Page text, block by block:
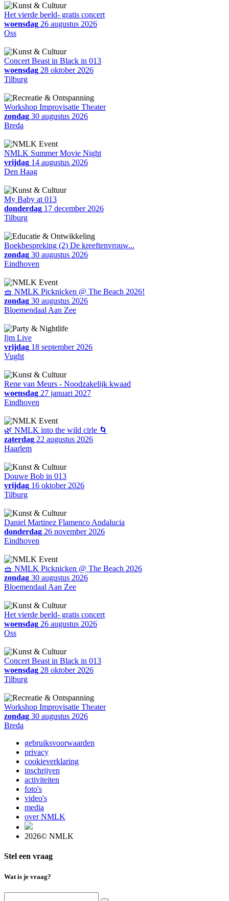
Het vierde beeld- gratis concert
woensdag 26 augustus 2026
Oss
Concert Beast in Black in 013
woensdag 28 oktober 2026
Tilburg
Workshop Improvisatie Theater
zondag 30 augustus 2026
Breda
NMLK Summer Movie Night
vrijdag 14 augustus 2026
Den Haag
My Baby at 013
donderdag 17 december 2026
Tilburg
Boekbespreking (2) De kreeftenvrouw...
zondag 30 augustus 2026
Eindhoven
🧺 NMLK Picknicken @ The Beach 2026!
zondag 30 augustus 2026
Bloemendaal Aan Zee
Ijm Live
vrijdag 18 september 2026
Vught
Rene van Meurs - Noodzakelijk kwaad
woensdag 27 januari 2027
Eindhoven
🌿 NMLK into the wild cirle 🌀
zaterdag 22 augustus 2026
Haarlem
Douwe Bob in 013
vrijdag 16 oktober 2026
Tilburg
Daniel Martinez Flamenco Andalucia
donderdag 26 november 2026
Eindhoven
🧺 NMLK Picknicken @ The Beach 2026
zondag 30 augustus 2026
Bloemendaal Aan Zee
Het vierde beeld- gratis concert
woensdag 26 augustus 2026
Oss
Concert Beast in Black in 013
woensdag 28 oktober 2026
Tilburg
Workshop Improvisatie Theater
zondag 30 augustus 2026
Breda
gebruiksvoorwaarden
privacy
cookieverklaring
inschrijven
activiteiten
foto's
video's
media
over NMLK
2026© NMLK
Stel een vraag
Wat is je vraag?